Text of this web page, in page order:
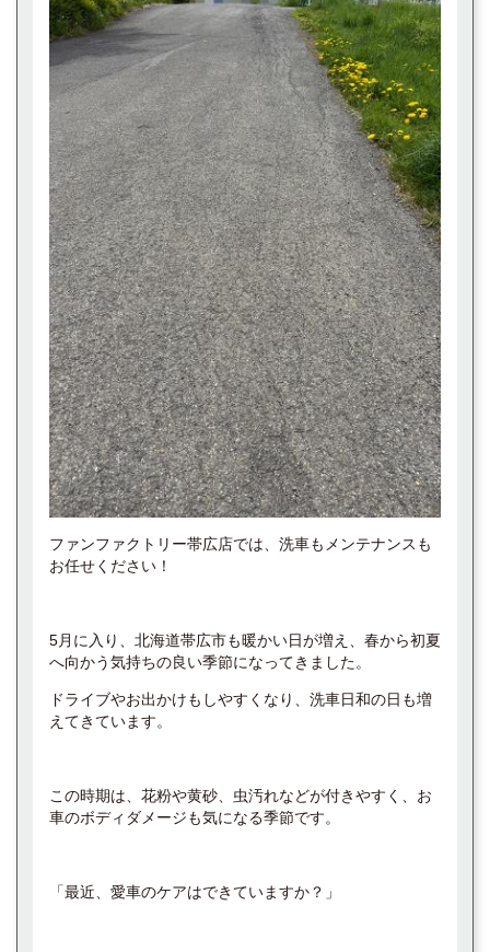
ファンファクトリー帯広店では、洗車もメンテナンスも
お任せください！
5月に入り、北海道帯広市も暖かい日が増え、春から初夏
へ向かう気持ちの良い季節になってきました。
ドライブやお出かけもしやすくなり、洗車日和の日も増
えてきています。
この時期は、花粉や黄砂、虫汚れなどが付きやすく、お
車のボディダメージも気になる季節です。
「最近、愛車のケアはできていますか？」